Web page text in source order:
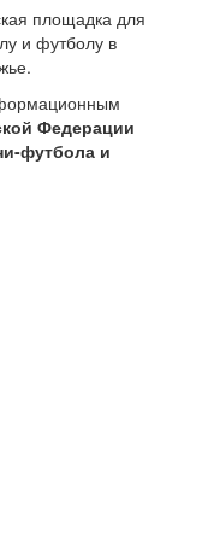
площадка для
и футболу в
Федерации
футбола и